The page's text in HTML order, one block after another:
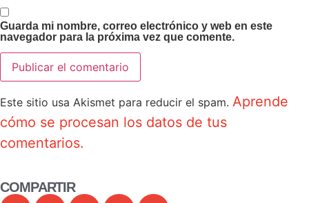
Guarda mi nombre, correo electrónico y web en este
navegador para la próxima vez que comente.
Este sitio usa Akismet para reducir el spam. Aprende
cómo se procesan los datos de tus
comentarios.
COMPARTIR